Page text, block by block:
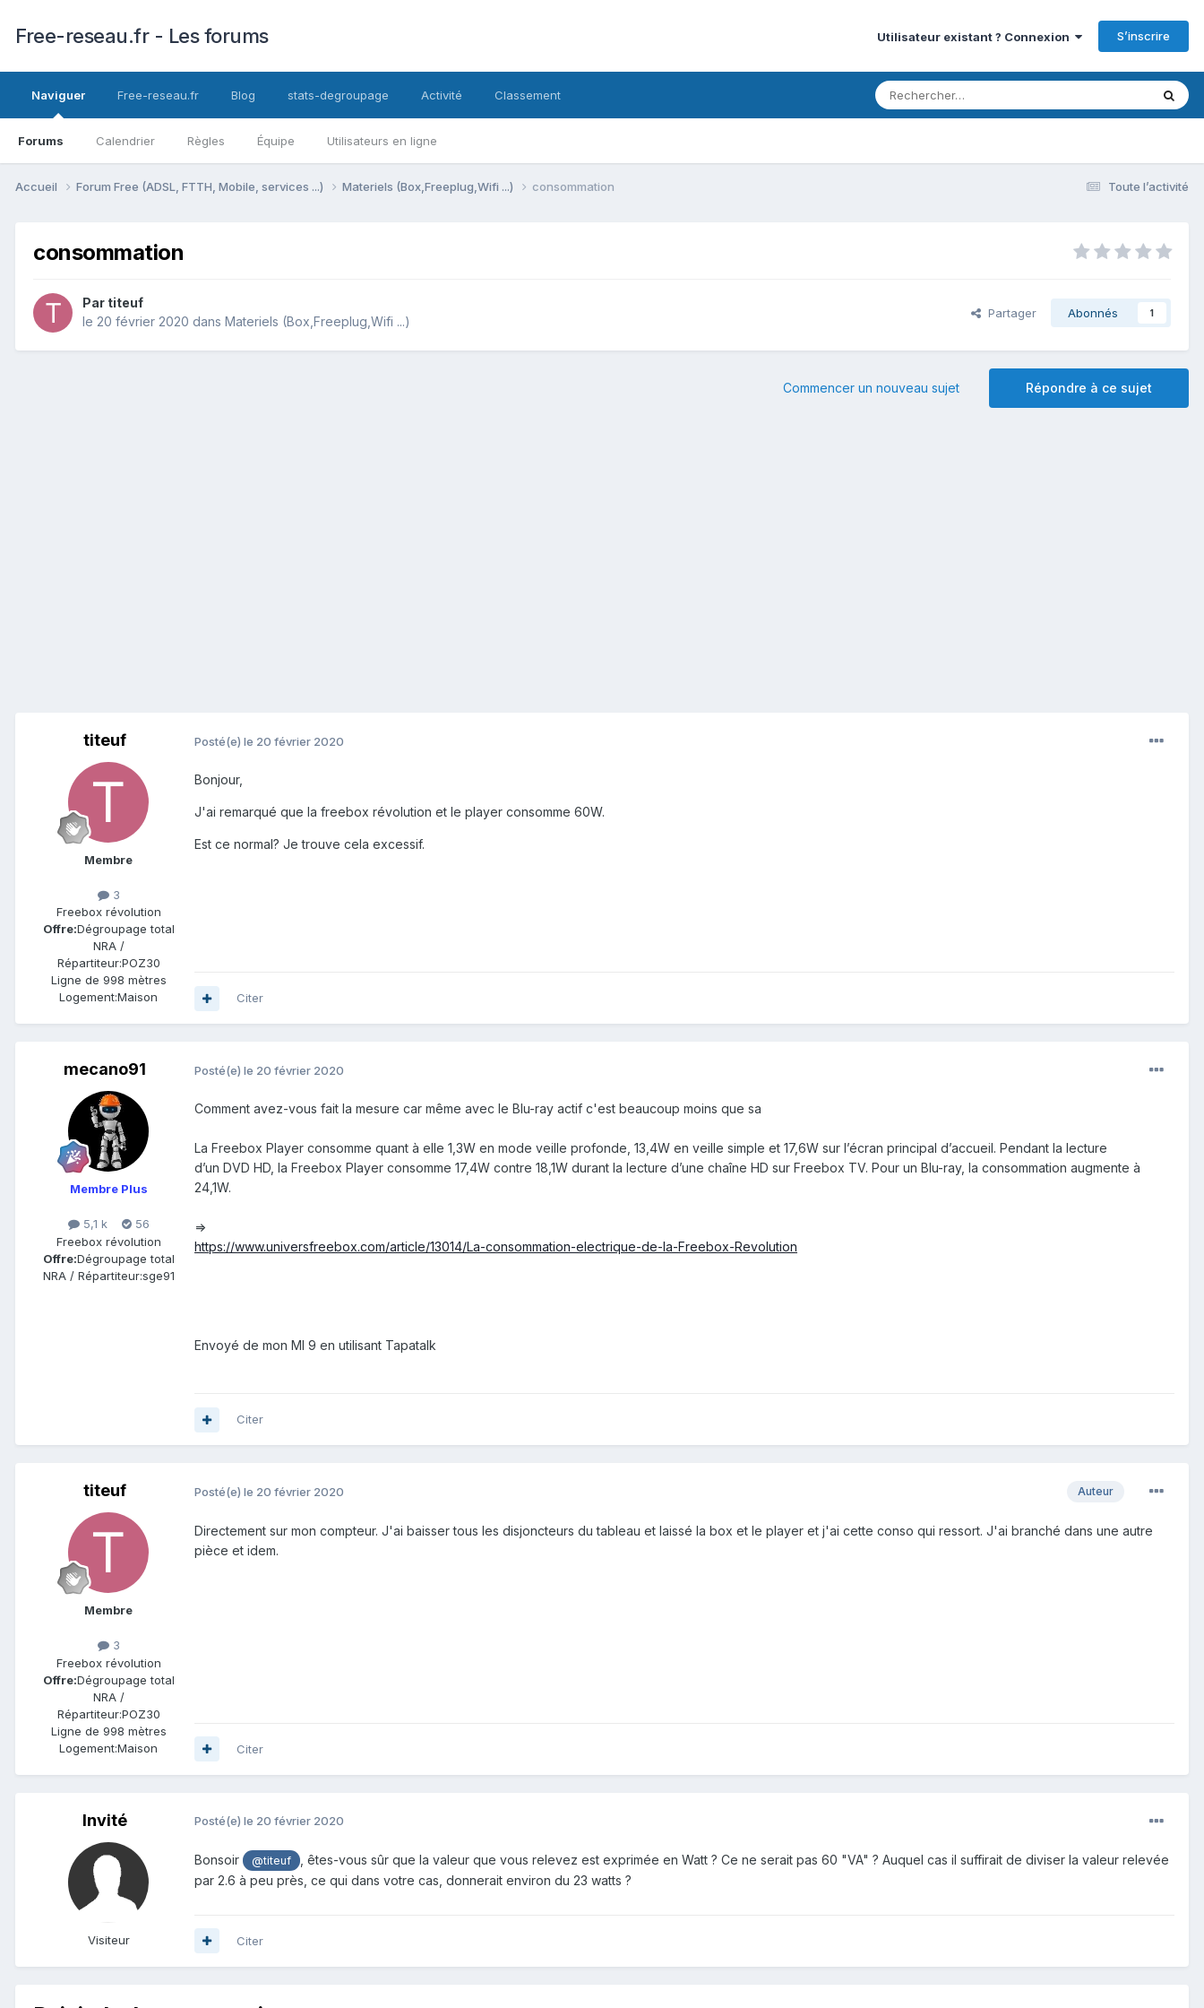
Free-reseau.fr - Les forums Utilisateur existant ? Connexion S’inscrire
Naviguer
Forums Calendrier Règles Équipe Utilisateurs en ligne
Free-reseau.fr Blog stats-degroupage Activité Classement
Toute l’activité
Accueil Forum Free (ADSL, FTTH, Mobile, services ...) Materiels (Box,Freeplug,Wifi ...) consommation
consommation
Par titeuf
le 20 février 2020 dans Materiels (Box,Freeplug,Wifi ...)
Partager Abonnés 1
Répondre à ce sujet
Commencer un nouveau sujet
titeuf
Membre
3
Freebox révolution
Offre:Dégroupage total
NRA /
Répartiteur:POZ30
Ligne de 998 mètres
Logement:Maison
Posté(e) le 20 février 2020
Bonjour,
J'ai remarqué que la freebox révolution et le player consomme 60W.
Est ce normal? Je trouve cela excessif.
Citer
mecano91
Membre Plus
5,1 k
56
Freebox révolution
Offre:Dégroupage total
NRA / Répartiteur:sge91
Posté(e) le 20 février 2020
Comment avez-vous fait la mesure car même avec le Blu-ray actif c'est beaucoup moins que sa
La Freebox Player consomme quant à elle 1,3W en mode veille profonde, 13,4W en veille simple et 17,6W sur l’écran principal d’accueil. Pendant la lecture
d’un DVD HD, la Freebox Player consomme 17,4W contre 18,1W durant la lecture d’une chaîne HD sur Freebox TV. Pour un Blu-ray, la consommation augmente à
24,1W.
=>
https://www.universfreebox.com/article/13014/La-consommation-electrique-de-la-Freebox-Revolution
Envoyé de mon MI 9 en utilisant Tapatalk
Citer
titeuf
Membre
3
Freebox révolution
Offre:Dégroupage total
NRA /
Répartiteur:POZ30
Ligne de 998 mètres
Logement:Maison
Auteur
Posté(e) le 20 février 2020
Directement sur mon compteur. J'ai baisser tous les disjoncteurs du tableau et laissé la box et le player et j'ai cette conso qui ressort. J'ai branché dans une autre
pièce et idem.
Citer
Invité
Visiteur
Posté(e) le 20 février 2020
Bonsoir @titeuf
, êtes-vous sûr que la valeur que vous relevez est exprimée en Watt ? Ce ne serait pas 60 "VA" ? Auquel cas il suffirait de diviser la valeur relevée
par 2.6 à peu près, ce qui dans votre cas, donnerait environ du 23 watts ?
Citer